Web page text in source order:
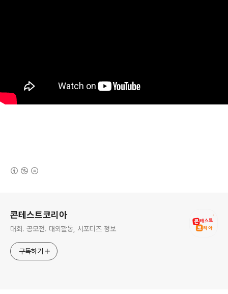
콘테스트코리아
대회. 공모전. 대외활동, 서포터즈 정보
구독하기